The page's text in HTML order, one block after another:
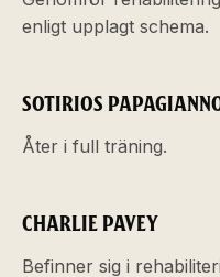
enligt upplagt schema.
SOTIRIOS
Åter i full träning.
CHARLIE PAVEY
Befinner sig i